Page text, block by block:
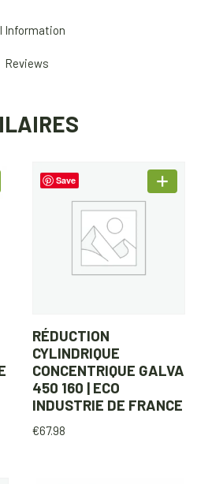
Information
Reviews
Save
RÉDUCTION
CYLINDRIQUE
CONCENTRIQUE GALVA
450 160 | ECO
INDUSTRIE DE FRANCE
€67.98